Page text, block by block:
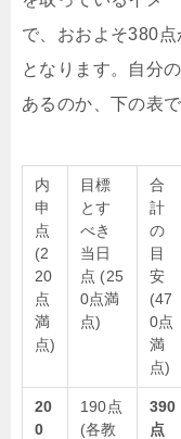
で、おおよそ380
となります。自分
あるのか、下の表
内
申
点
(2
20
点
満
点)
目標
とす
べき
当日
点 (25
0点満
点)
合
計
の
目
安
(47
0点
満
点)
20
0
190点
(各教
390
点